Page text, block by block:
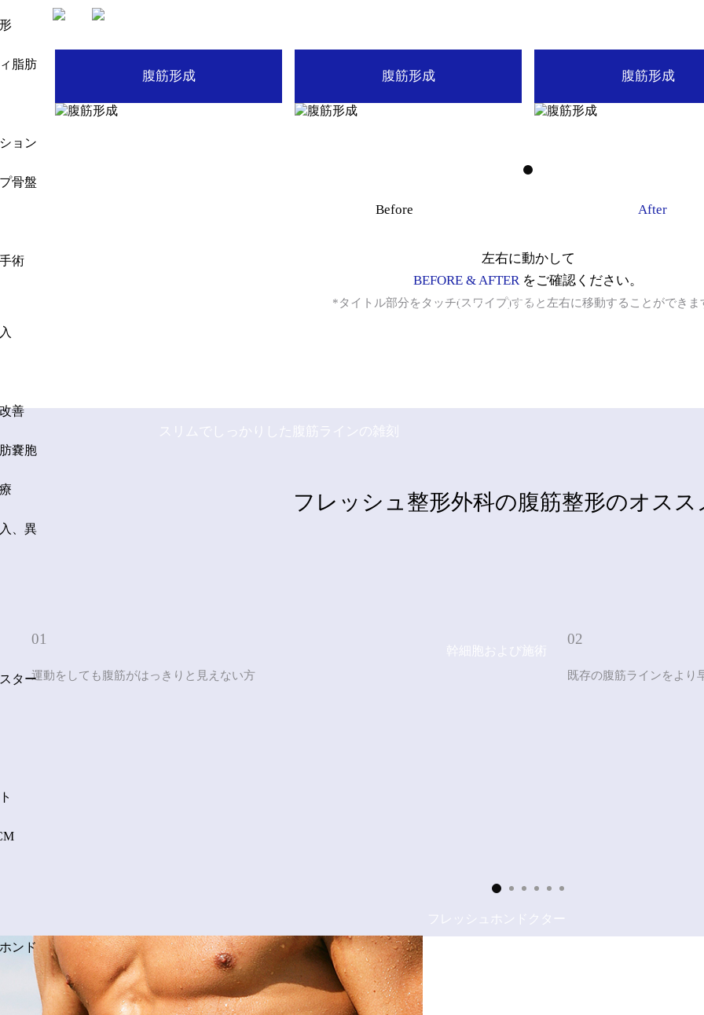
脂肪
ョン
骨盤
術
スペシャル整形
善
嚢胞
、異
幹細胞および施術
ター
フレッシュホンドクター
ンド
スリムでしっかりした腹筋ラインの雑刻
腹筋形成 腹筋形成 腹筋形成
Before After
左右に動かして
BEFORE & AFTER をご確認ください。
*タイトル部分をタッチ(スワイプ)すると左右に移動することができま
フレッシュ整形外科の腹筋整形のオスス
01
運動をしても腹筋がはっきりと見えない方
02
既存の腹筋ラインをより